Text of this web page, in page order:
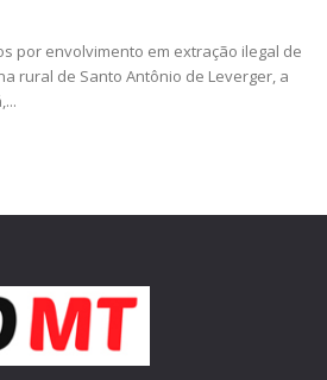
por envolvimento em extração ilegal de
rural de Santo Antônio de Leverger, a